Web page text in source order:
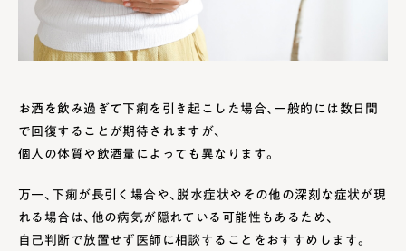
お酒を飲み過ぎて下痢を引き起こした場合、一般的には数日間
で回復することが期待されますが、
個人の体質や飲酒量によっても異なります。
万一、下痢が長引く場合や、脱水症状やその他の深刻な症状が現
れる場合は、他の病気が隠れている可能性もあるため、
自己判断で放置せず医師に相談することをおすすめします。